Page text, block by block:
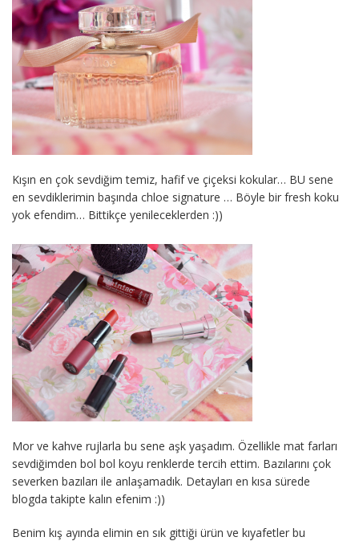
Kışın en çok sevdiğim temiz, hafif ve çiçeksi kokular… BU sene
en sevdiklerimin başında chloe signature … Böyle bir fresh koku
yok efendim… Bittikçe yenileceklerden :))
Mor ve kahve rujlarla bu sene aşk yaşadım. Özellikle mat farları
sevdiğimden bol bol koyu renklerde tercih ettim. Bazılarını çok
severken bazıları ile anlaşamadık. Detayları en kısa sürede
blogda takipte kalın efenim :))
Benim kış ayında elimin en sık gittiği ürün ve kıyafetler bu